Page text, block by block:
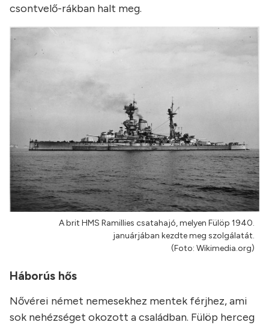
csontvelő-rákban halt meg.
A brit HMS Ramillies csatahajó, melyen Fülöp 1940.
januárjában kezdte meg szolgálatát.
(Foto: Wikimedia.org)
Háborús hős
Nővérei német nemesekhez mentek férjhez, ami
sok nehézséget okozott a családban. Fülöp herceg